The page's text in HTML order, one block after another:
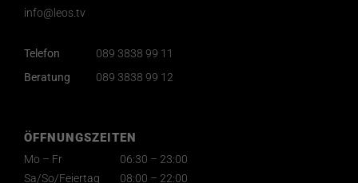
info@leos.tv
Telefon
089 3838 99 11
Beratung
089 3838 99 12
ÖFFNUNGSZEITEN
Mo – Fr
06:30 – 23:00
Sa/So/Feiertag
08:00 – 22:00